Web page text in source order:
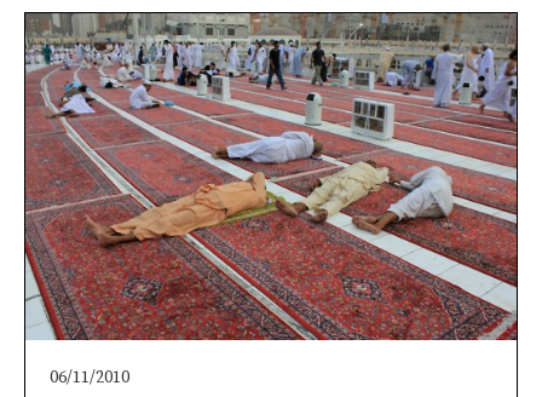
06/11/2010